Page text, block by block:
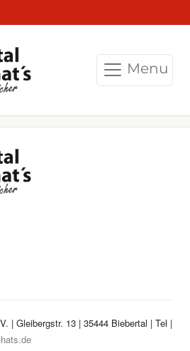
Menu
| Gleibergstr. 13 | 35444 Biebertal | Tel |